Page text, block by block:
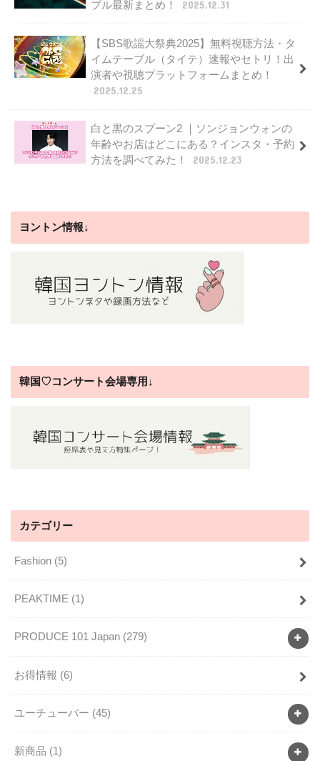
ブル最新まとめ！
2025.12.31
【SBS歌謡大祭典2025】無料視聴方法・タ
イムテーブル（タイテ）速報やセトリ！出
演者や視聴プラットフォームまとめ！
2025.12.25
白と黒のスプーン2 ｜ソンジョンウォンの
年齢やお店はどこにある？インスタ・予約
方法を調べてみた！
2025.12.23
ヨントン情報↓
韓国♡コンサート会場専用↓
カテゴリー
Fashion (5)
PEAKTIME (1)
PRODUCE 101 Japan (279)
お得情報 (6)
ユーチューバー (45)
新商品 (1)